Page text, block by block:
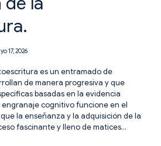
17, 2026
es un entramado de
de manera progresiva y que
basadas en la evidencia
cognitivo funcione en el
la enseñanza y la adquisición de la
fascinante y lleno de matices…